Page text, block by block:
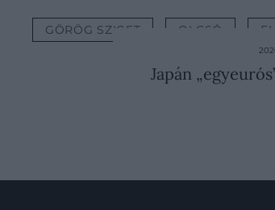
GÖRÖG SZIGET OLCSÓ
Japán